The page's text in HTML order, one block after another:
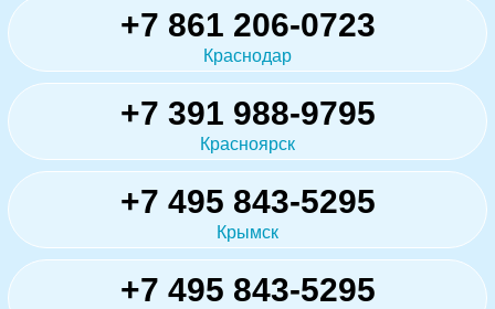
+7 861 206-0723
Краснодар
+7 391 988-9795
Красноярск
+7 495 843-5295
Крымск
+7 495 843-5295